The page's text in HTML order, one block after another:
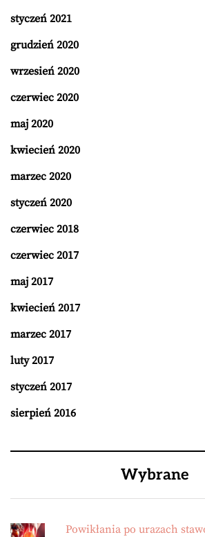
styczeń 2021
grudzień 2020
wrzesień 2020
czerwiec 2020
maj 2020
kwiecień 2020
marzec 2020
styczeń 2020
czerwiec 2018
czerwiec 2017
maj 2017
kwiecień 2017
marzec 2017
luty 2017
styczeń 2017
sierpień 2016
Wybrane
Powikłania po urazach